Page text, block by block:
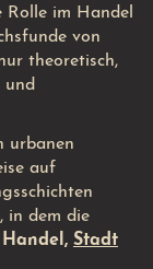
Rolle im Handel
von
theoretisch,
und
urbanen
auf
in dem die
Handel, Stadt